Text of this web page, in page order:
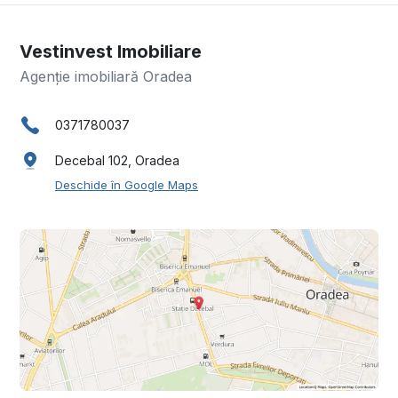
Vestinvest Imobiliare
Agenție imobiliară Oradea
0371780037
Decebal 102, Oradea
Deschide în Google Maps